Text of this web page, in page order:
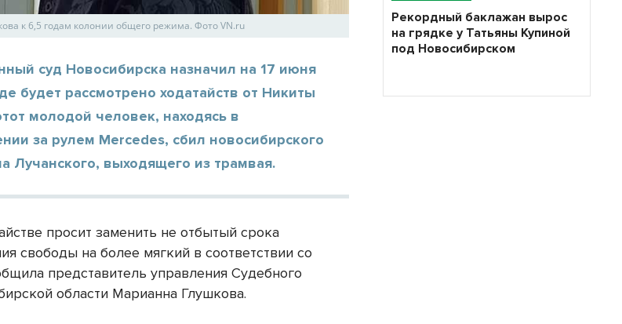
к 6,5 годам колонии общего режима. Фото VN.ru
суд Новосибирска назначил на 17 июня
будет рассмотрено ходатайств от Никиты
молодой человек, находясь в
за рулем Mercedes, сбил новосибирского
Лучанского, выходящего из трамвая.
просит заменить не отбытый срока
свободы на более мягкий в соответствии со
представитель управления Судебного
области Марианна Глушкова.
Рекордный баклажан вырос
на грядке у Татьяны Купиной
под Новосибирском